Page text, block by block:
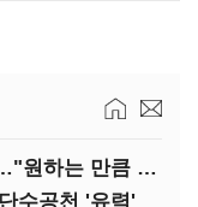
이란, 미국과 협상설 '전면 부인'…"원하는 만큼 전쟁 가능"
수공천 '유력'